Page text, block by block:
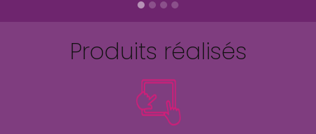
Produits réalisés